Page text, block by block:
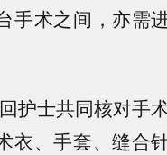
手术之间，亦需
护士共同核对手
衣、手套、缝合